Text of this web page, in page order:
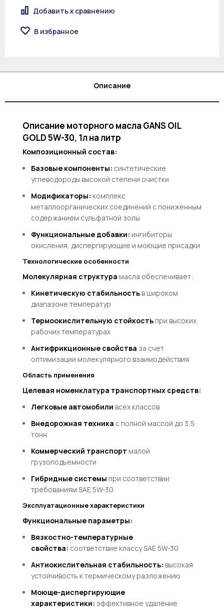
Добавить к сравнению
В избранное
Описание
Описание моторного масла GANS OIL
GOLD 5W-30, 1л на литр
Композиционный состав:
Базовые компоненты: синтетические
углеводороды высокой степени очистки
Модификаторы: комплекс
металлоорганических соединений с пониженным
содержанием сульфатной золы
Функциональные добавки: ингибиторы
окисления, диспергирующие и моющие присадки
Технологические особенности
Молекулярная структура масла обеспечивает:
Кинетическую стабильностьв широком
диапазоне температур
Термоокислительную стойкостьпри высоких
рабочих температурах
Антифрикционные свойства за счет
оптимизации молекулярного взаимодействия
Область применения
Целевая номенклатура транспортных средств:
Легковые автомобили всех классов
Внедорожная техника с полной массой до 3,5
тонн
Коммерческий транспорт малой
грузоподъемности
Гибридные системы при соответствии
требованиям SAE 5W-30
Эксплуатационные характеристики
Функциональные параметры:
Вязкостно-температурные
свойства: соответствие классу SAE 5W-30
Антиокислительная стабильность: высокая
устойчивость к термическому разложению
Моюще-диспергирующие
характеристики: эффективное удаление